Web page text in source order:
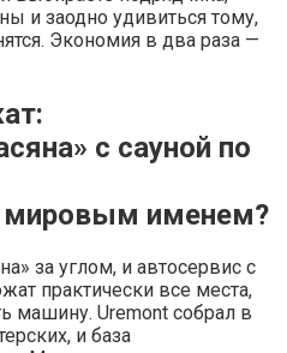
и заодно удивиться тому,
Экономия в два раза —
с сауной по
мировым именем?
за углом, и автосервис с
практически все места,
машину. Uremont собрал в
и база